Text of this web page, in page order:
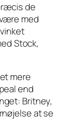
de
med
Stock,
mere
end
Britney,
at se